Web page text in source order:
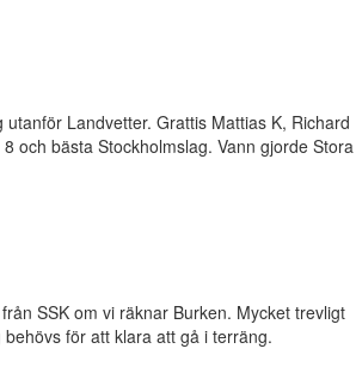
Landvetter. Grattis Mattias K, Richard
och bästa Stockholmslag. Vann gjorde Stora
SSK om vi räknar Burken. Mycket trevligt
för att klara att gå i terräng.